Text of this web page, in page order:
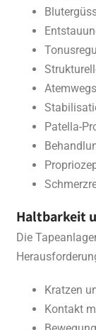
Patella-
Haltbarkeit
Die
Kratzen
Kontakt